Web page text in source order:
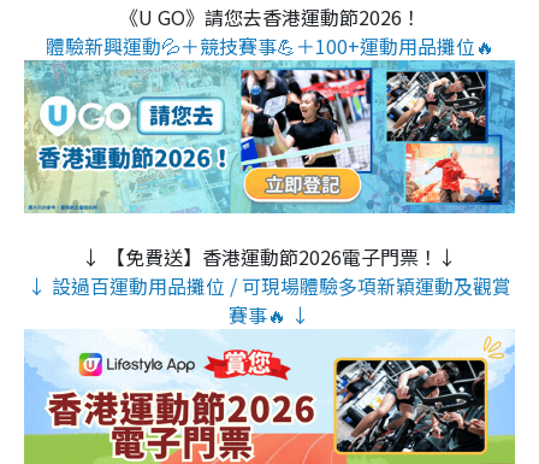
《U GO》請您去香港運動節2026！
體驗新興運動💦＋競技賽事💪＋100+運動用品攤位🔥
↓ 【免費送】香港運動節2026電子門票！↓
↓ 設過百運動用品攤位 / 可現場體驗多項新穎運動及觀賞
賽事🔥 ↓